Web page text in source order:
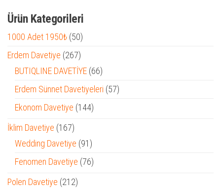
Ürün Kategorileri
1000 Adet 1950₺ 5050
Erdem Davetiye 267267
ürün
BUTIQLINE DAVETİYE 6666
ürün
Erdem Sünnet Davetiyeleri 5757
Ekonom Davetiye 144144
İklim Davetiye 167167
ürün
Wedding Davetiye 9191
ürün
Fenomen Davetiye 7676
Polen Davetiye 212212